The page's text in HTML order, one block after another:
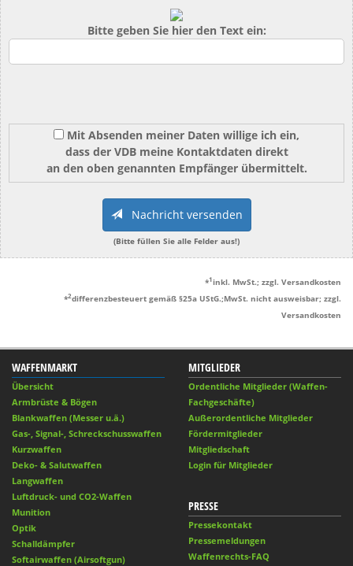
Bitte geben Sie hier den Text ein:
Mit Absenden meiner Daten willige ich ein,
dass der VDB meine Kontaktdaten direkt
an den oben genannten Empfänger übermittelt.
Nachricht versenden
(Bitte füllen Sie alle Felder aus!)
*1inkl. MwSt.; zzgl. Versandkosten
*2differenzbesteuert gemäß §25a UStG.;MwSt. nicht ausweisbar; zzgl.
Versandkosten
WAFFENMARKT
Übersicht
Armbrüste & Bögen
Blankwaffen (Messer u.ä.)
Gas-, Signal-, Schreckschusswaffen
Kurzwaffen
Deko- & Salutwaffen
Langwaffen
Luftdruck- und CO2-Waffen
Munition
Optik
Schalldämpfer
Softairwaffen (Airsoftgun)
MITGLIEDER
Ordentliche Mitglieder (Waffen-
Fachgeschäfte)
Außerordentliche Mitglieder
Fördermitglieder
Mitgliedschaft
Login für Mitglieder
PRESSE
Pressekontakt
Pressemeldungen
Waffenrechts-FAQ